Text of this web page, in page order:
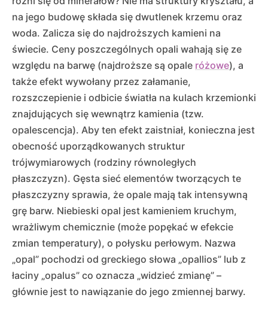
na jego budowę składa się dwutlenek krzemu oraz
woda. Zalicza się do najdroższych kamieni na
świecie. Ceny poszczególnych opali wahają się ze
względu na barwę (najdroższe są opale różowe), a
także efekt wywołany przez załamanie,
rozszczepienie i odbicie światła na kulach krzemionki
znajdujących się wewnątrz kamienia (tzw.
opalescencja). Aby ten efekt zaistniał, konieczna jest
obecność uporządkowanych struktur
trójwymiarowych (rodziny równoległych
płaszczyzn). Gęsta sieć elementów tworzących te
płaszczyzny sprawia, że opale mają tak intensywną
grę barw. Niebieski opal jest kamieniem kruchym,
wrażliwym chemicznie (może popękać w efekcie
zmian temperatury), o połysku perłowym. Nazwa
„opal” pochodzi od greckiego słowa „opallios” lub z
łaciny „opalus” co oznacza „widzieć zmianę” –
głównie jest to nawiązanie do jego zmiennej barwy.